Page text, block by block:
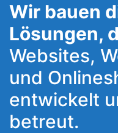
Wir bauen
Lösungen,
Websites,
und
entwickelt
betreut.